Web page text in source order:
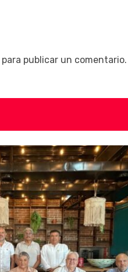
para publicar un comentario.